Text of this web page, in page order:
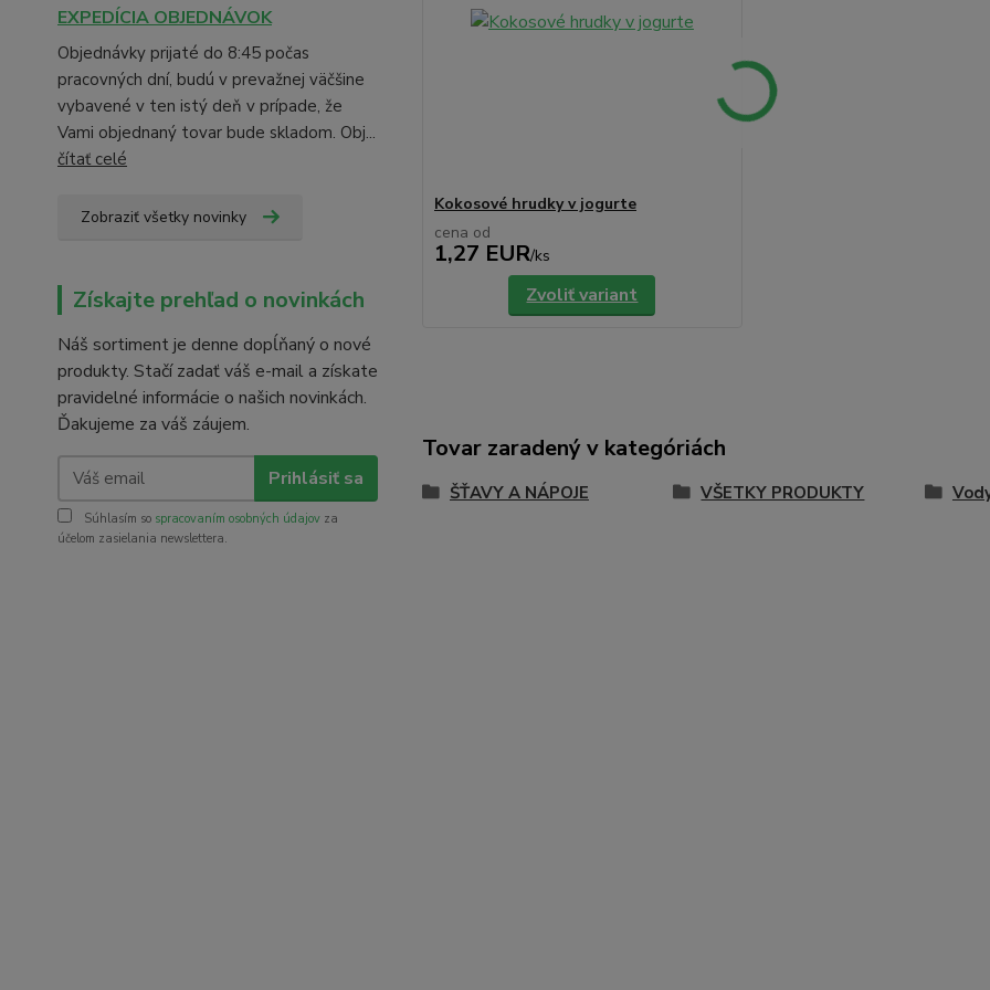
EXPEDÍCIA OBJEDNÁVOK
Objednávky prijaté do 8:45 počas
pracovných dní, budú v prevažnej väčšine
vybavené v ten istý deň v prípade, že
Vami objednaný tovar bude skladom. Obj...
čítať celé
Zobraziť všetky novinky
Získajte prehľad o novinkách
Náš sortiment je denne dopĺňaný o nové
produkty. Stačí zadať váš e-mail a získate
pravidelné informácie o našich novinkách.
Ďakujeme za váš záujem.
Prihlásiť sa
Súhlasím so spracovaním osobných údajov za
účelom zasielania newslettera.
Kokosové hrudky v jogurte
cena od
1,27 EUR/ks
Zvoliť variant
Tovar zaradený v kategóriách
ŠŤAVY A NÁPOJE VŠETKY PRODUKTY